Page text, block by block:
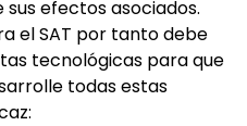
efectos asociados.
el SAT por tanto debe
tecnológicas para que
todas estas